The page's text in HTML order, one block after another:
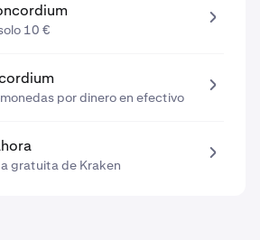
10 €
por dinero en efectivo
gratuita de Kraken